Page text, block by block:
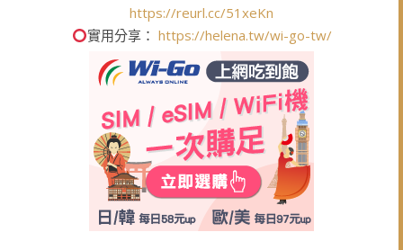
https://reurl.cc/51xeKn
實用分享： https://helena.tw/wi-go-tw/